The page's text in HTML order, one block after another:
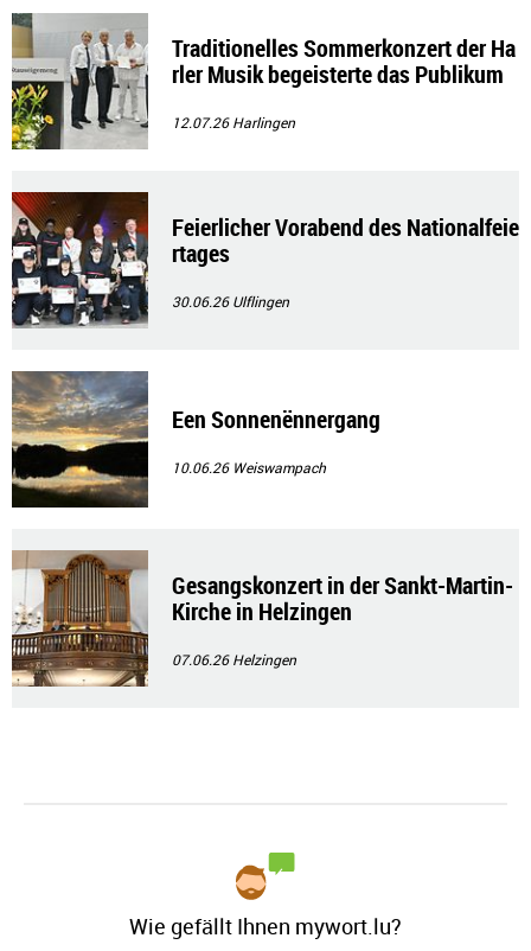
Traditionelles Sommerkonzert der Ha
rler Musik begeisterte das Publikum
12.07.26Harlingen
Feierlicher Vorabend des Nationalfeie
rtages
30.06.26Ulflingen
Een Sonnenënnergang
10.06.26 Weiswampach
Gesangskonzert in der Sankt-Martin-
Kirche in Helzingen
07.06.26Helzingen
Wie gefällt Ihnen mywort.lu?